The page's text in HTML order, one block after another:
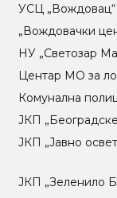
УСЦ
„Вождовачки
НУ „Светозар
Центар МO за
Комунална
ЈКП
ЈКП „Јавно
ЈКП „Зеленило